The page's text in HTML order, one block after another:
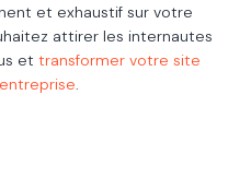
et exhaustif sur votre
attirer les internautes
et transformer votre site
.